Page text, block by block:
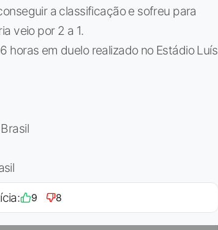
a classificação e sofreu para
veio por 2 a 1.
horas em duelo realizado no Estádio Luís
9 8